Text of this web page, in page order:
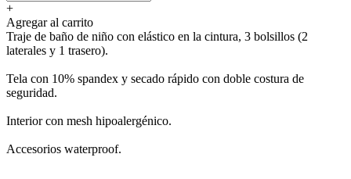
+
Agregar al carrito
Traje de baño de niño con elástico en la cintura, 3 bolsillos (2
laterales y 1 trasero).
Tela con 10% spandex y secado rápido con doble costura de
seguridad.
Interior con mesh hipoalergénico.
Accesorios waterproof.